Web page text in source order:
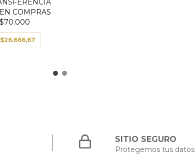
$26.666,67
SITIO SEGURO
Protegemos tus datos